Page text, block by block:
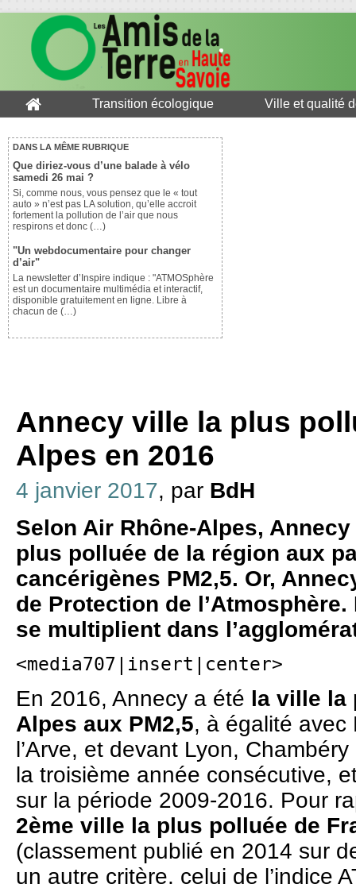
Transition écologique Ville et qualité
DANS LA MÊME RUBRIQUE
Que diriez-vous d’une balade à vélo
samedi 26 mai ?
Si, comme nous, vous pensez que le « tout
auto » n’est pas LA solution, qu’elle accroit
fortement la pollution de l’air que nous
respirons et donc (…)
"Un webdocumentaire pour changer
d’air"
La newsletter d’Inspire indique : "ATMOSphère
est un documentaire multimédia et interactif,
disponible gratuitement en ligne. Libre à
chacun de (…)
Annecy ville la plus
Alpes en 2016
4 janvier 2017, par BdH
Selon Air Rhône-Alpes,
plus polluée de la région aux
cancérigènes PM2,5. Or,
de Protection de
se multiplient dans
<media707|insert|center>
En 2016, Annecy a été la ville la
Alpes aux PM2,5, à égalité avec
l’Arve, et devant Lyon,
la troisième année consécutive,
sur la période 2009-2016. Pour
2ème ville la plus polluée de
(classement publié en 2014 sur
un autre critère, celui de l’indice